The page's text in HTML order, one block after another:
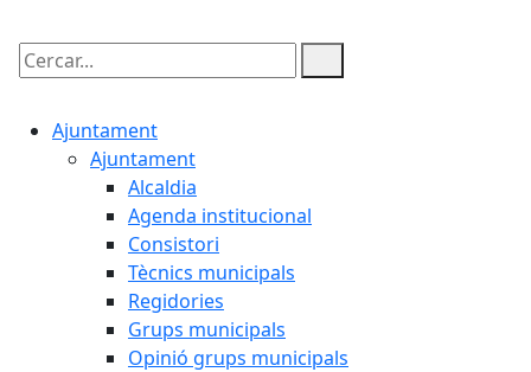
Cercar:
Ajuntament
Ajuntament
Alcaldia
Agenda institucional
Consistori
Tècnics municipals
Regidories
Grups municipals
Opinió grups municipals